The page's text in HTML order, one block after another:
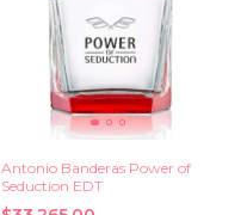
Antonio Banderas Power of
Seduction EDT